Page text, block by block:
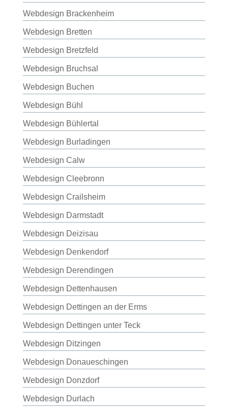
Webdesign Brackenheim
Webdesign Bretten
Webdesign Bretzfeld
Webdesign Bruchsal
Webdesign Buchen
Webdesign Bühl
Webdesign Bühlertal
Webdesign Burladingen
Webdesign Calw
Webdesign Cleebronn
Webdesign Crailsheim
Webdesign Darmstadt
Webdesign Deizisau
Webdesign Denkendorf
Webdesign Derendingen
Webdesign Dettenhausen
Webdesign Dettingen an der Erms
Webdesign Dettingen unter Teck
Webdesign Ditzingen
Webdesign Donaueschingen
Webdesign Donzdorf
Webdesign Durlach